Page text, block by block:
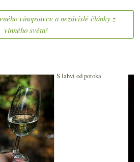
vínopsavce a nezávislé články z
vinného světa!
S lahví od potoka